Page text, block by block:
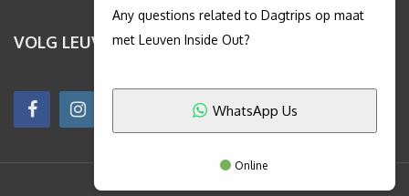
VOLG LEUVENINSIDEOUT
Any questions related to Dagtrips op maat
met Leuven Inside Out?
WhatsApp Us
Online